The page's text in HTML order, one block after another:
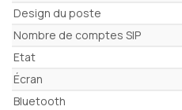
Design du poste
Nombre de comptes SIP
Etat
Écran
Bluetooth